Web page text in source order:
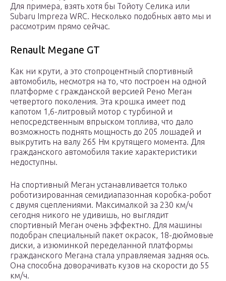
Для примера, взять хотя бы Тойоту Селика или
Subaru Impreza WRC. Несколько подобных авто мы и
рассмотрим прямо сейчас.
Renault Megane GT
Как ни крути, а это стопроцентный спортивный
автомобиль, несмотря на то, что построен на одной
платформе с гражданской версией Рено Меган
четвертого поколения. Эта крошка имеет под
капотом 1,6-литровый мотор с турбиной и
непосредственным впрыском топлива, что дало
возможность поднять мощность до 205 лошадей и
выкрутить на валу 265 Нм крутящего момента. Для
гражданского автомобиля такие характеристики
недоступны.
На спортивный Меган устанавливается только
роботизированная семидиапазонная коробка-робот
с двумя сцеплениями. Максималкой за 230 км/ч
сегодня никого не удивишь, но выглядит
спортивный Меган очень эффектно. Для машины
подобран специальный пакет окрасок, 18-дюймовые
диски, а изюминкой переделанной платформы
гражданского Мегана стала управляемая задняя ось.
Она способна доворачивать кузов на скорости до 55
км/ч.